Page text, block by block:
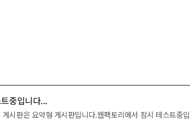
중입니다...
시판은 요약형 게시판입니다.웹팩토리에서 잠시 테스트중